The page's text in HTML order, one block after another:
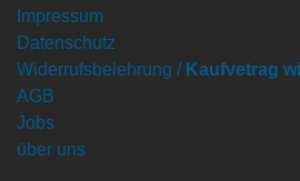
Impressum
Datenschutz
Widerrufsbelehrung / Kaufvetrag
AGB
Jobs
über uns